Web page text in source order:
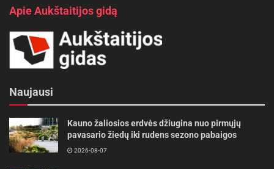
Apie Aukštaitijos gidą
Naujausi
Kauno žaliosios erdvės džiugina nuo pirmųjų
pavasario žiedų iki rudens sezono pabaigos
2026-08-07